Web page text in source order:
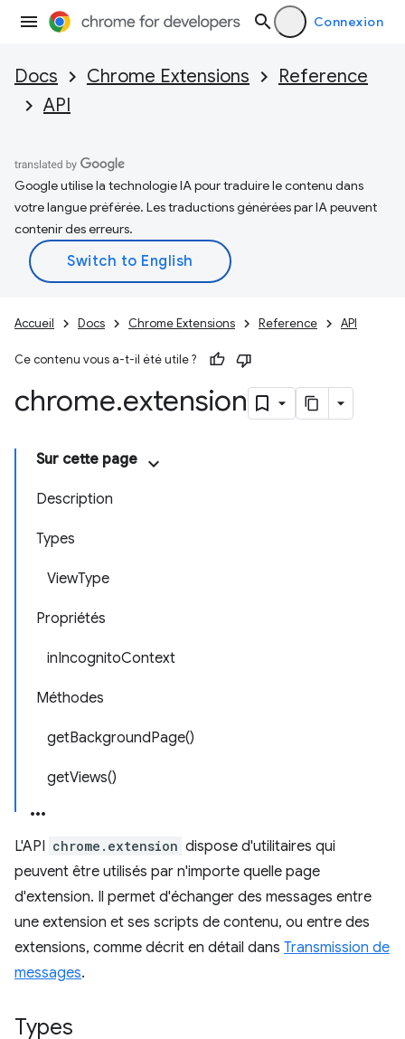
Connexion
Docs Chrome Extensions
Reference
API
Google utilise la technologie IA pour traduire le contenu dans
votre langue préférée. Les traductions générées par IA peuvent
contenir des erreurs.
Accueil Docs Chrome Extensions Reference API
Ce contenu vous a-t-il été utile ?
chrome.extension
Sur cette page
Description
Types
ViewType
Propriétés
inIncognitoContext
Méthodes
getBackgroundPage()
getViews()
L'API chrome.extension dispose d'utilitaires qui
peuvent être utilisés par n'importe quelle page
d'extension. Il permet d'échanger des messages entre
une extension et ses scripts de contenu, ou entre des
extensions, comme décrit en détail dans Transmission de
messages.
Types